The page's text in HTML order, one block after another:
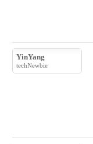
YinYang
techNewbie